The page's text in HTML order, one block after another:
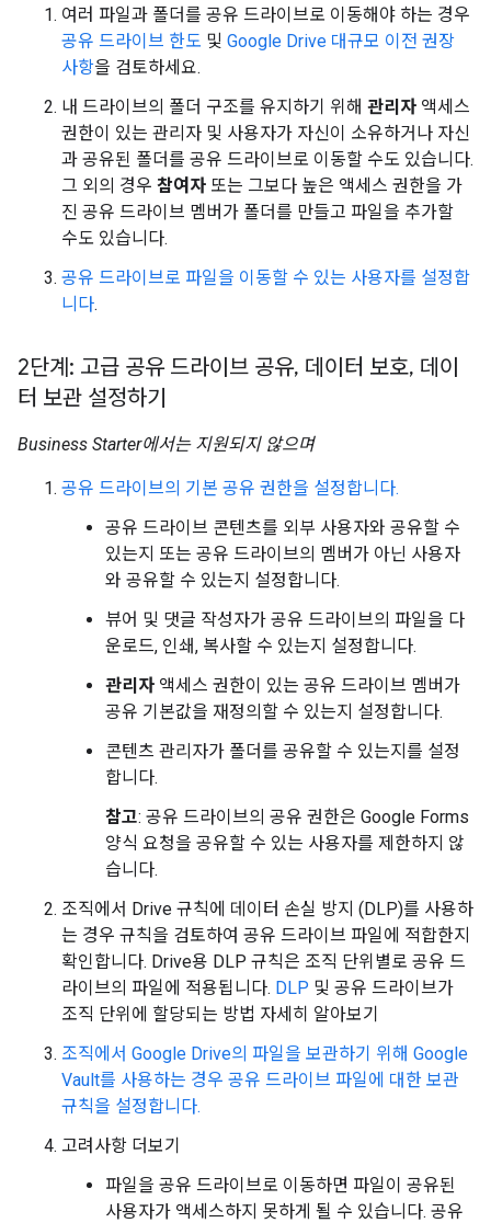
여러 파일과 폴더를 공유 드라이브로 이동해야 하는 경우
공유 드라이브 한도 및 Google Drive 대규모 이전 권장
사항을 검토하세요.
내 드라이브의 폴더 구조를 유지하기 위해 관리자 액세스
권한이 있는 관리자 및 사용자가 자신이 소유하거나 자신
과 공유된 폴더를 공유 드라이브로 이동할 수도 있습니다.
그 외의 경우 참여자 또는 그보다 높은 액세스 권한을 가
진 공유 드라이브 멤버가 폴더를 만들고 파일을 추가할
수도 있습니다.
공유 드라이브로 파일을 이동할 수 있는 사용자를 설정합
니다.
2단계: 고급 공유 드라이브 공유, 데이터 보호, 데이
터 보관 설정하기
Business Starter에서는 지원되지 않으며
공유 드라이브의 기본 공유 권한을 설정합니다.
공유 드라이브 콘텐츠를 외부 사용자와 공유할 수
있는지 또는 공유 드라이브의 멤버가 아닌 사용자
와 공유할 수 있는지 설정합니다.
뷰어 및 댓글 작성자가 공유 드라이브의 파일을 다
운로드, 인쇄, 복사할 수 있는지 설정합니다.
관리자 액세스 권한이 있는 공유 드라이브 멤버가
공유 기본값을 재정의할 수 있는지 설정합니다.
콘텐츠 관리자가 폴더를 공유할 수 있는지를 설정
합니다.
참고: 공유 드라이브의 공유 권한은 Google Forms
양식 요청을 공유할 수 있는 사용자를 제한하지 않
습니다.
조직에서 Drive 규칙에 데이터 손실 방지 (DLP)를 사용하
는 경우 규칙을 검토하여 공유 드라이브 파일에 적합한지
확인합니다. Drive용 DLP 규칙은 조직 단위별로 공유 드
라이브의 파일에 적용됩니다. DLP 및 공유 드라이브가
조직 단위에 할당되는 방법 자세히 알아보기
조직에서 Google Drive의 파일을 보관하기 위해 Google
Vault를 사용하는 경우 공유 드라이브 파일에 대한 보관
규칙을 설정합니다.
고려사항 더보기
파일을 공유 드라이브로 이동하면 파일이 공유된
사용자가 액세스하지 못하게 될 수 있습니다. 공유